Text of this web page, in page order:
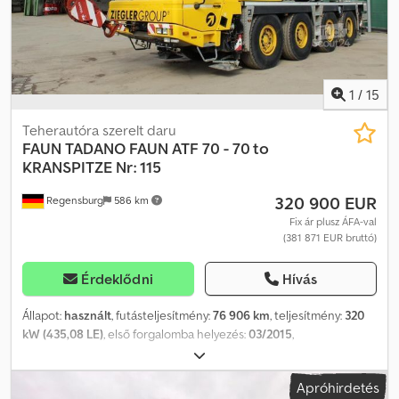
1 / 15
Regensburg 586 km
Teherautóra szerelt daru
FAUN TADANO FAUN ATF 70 - 70 to
KRANSPITZE Nr: 115
320 900 EUR
Fix ár plusz ÁFA-val
(381 871 EUR bruttó)
Érdeklődni Hívás
Állapot: használt, futásteljesítmény:76 906 km, teljesítmény: 320
kW (435,08 LE), első forgalomba helyezés:03/2015,
, össztömeg:
3 tengely, fékek:retarder, szín:sárga, hajtástípus:automata,
ABS, daru, légkondicionálás, állófűtés, Jármű-
Apróhirdetés